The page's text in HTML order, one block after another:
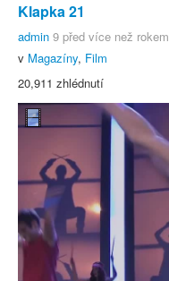
Klapka 21
admin 9 před více než rokem
v Magazíny, Film
20,911 zhlédnutí